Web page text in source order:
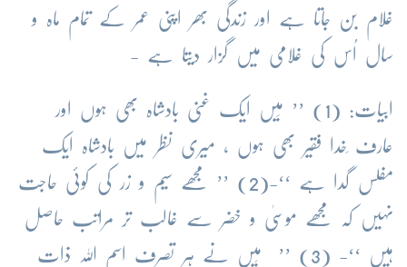
غلام بن جاتا ہے اور زندگی بھر اپنی عمر کے تمام ماہ و
سال اُس کی غلامی میں گزار دیتا ہے -
ابیات: (1) ’’ مَیں ایک غنی بادشاہ بھی ہوں اور
عارف ِخدا فقیر بھی ہوں ، میری نظر میں بادشاہ ایک
مفلس گدا ہے ‘‘-(2) ’’ مجھے سیم و زر کی کوئی حاجت
نہیں کہ مجھے موسیٰ و خضر سے غالب تر مراتب حاصل
ہیں ‘‘- (3) ’’ مَیں نے ہر تصرف اسم اللہ ذات